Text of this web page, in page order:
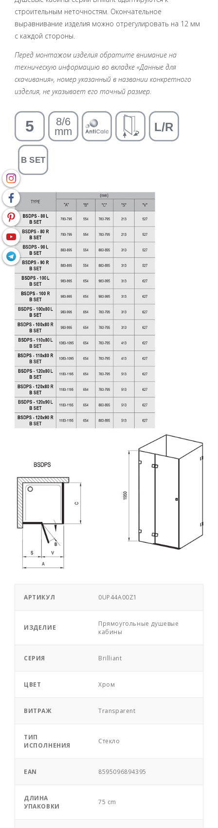
строительным неточностям. Окончательное
выравнивание изделия можно отрегулировать на 12 мм
с каждой стороны.
Перед монтажом изделия обратите внимание на
техническую информацию во вкладке «Данные для
скачивания», номер указанный в названии конкретного
изделия, не указывает его точный размер.
АРТИКУЛ 0UP44A00Z1
ИЗДЕЛИЕ
Прямоугольные душевые
кабины
СЕРИЯ Brilliant
ЦВЕТ Хром
ВИТРАЖ Transparent
ТИП
ИСПОЛНЕНИЯ
Стекло
EAN 8595096894395
ДЛИНА
УПАКОВКИ
75 cm